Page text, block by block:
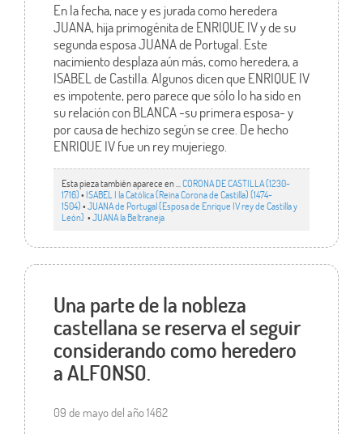
En la fecha, nace y es jurada como heredera
JUANA, hija primogénita de ENRIQUE IV y de su
segunda esposa JUANA de Portugal. Este
nacimiento desplaza aún más, como heredera, a
ISABEL de Castilla. Algunos dicen que ENRIQUE IV
es impotente, pero parece que sólo lo ha sido en
su relación con BLANCA -su primera esposa- y
por causa de hechizo según se cree. De hecho
ENRIQUE IV fue un rey mujeriego.
Esta pieza también aparece en ... CORONA DE CASTILLA (1230-
1716)• ISABEL I la Católica (Reina Corona de Castilla) (1474-
1504)•JUANA de Portugal (Esposa de Enrique IV rey de Castilla y
León) •JUANA la Beltraneja
Una parte de la nobleza
castellana se reserva el seguir
considerando como heredero
a ALFONSO.
09 de mayo del año 1462